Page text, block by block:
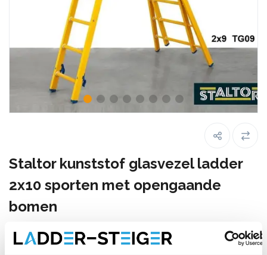
Staltor kunststof glasvezel ladder
2x10 sporten met opengaande
bomen
Maak een keuze: